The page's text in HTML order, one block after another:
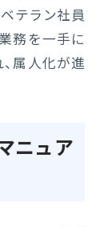
テラン社員
務を一手に
属人化が進
ニュア